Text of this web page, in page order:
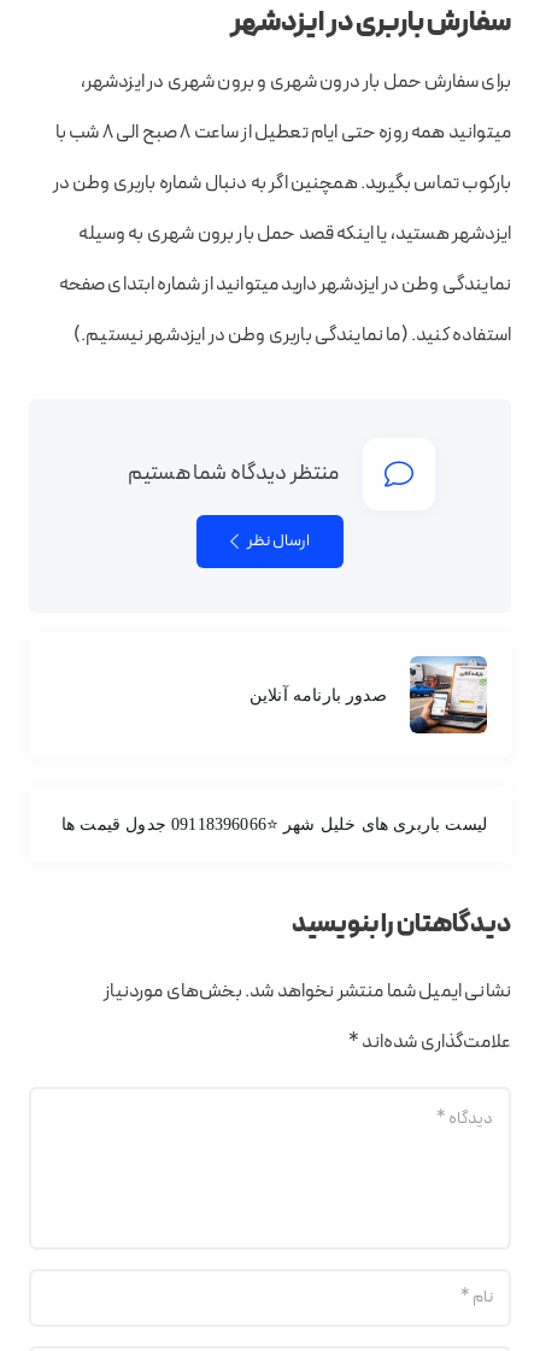
سفارش باربری در ایزدشهر
برای سفارش حمل بار درون شهری و برون شهری در ایزدشهر،
میتوانید همه روزه حتی ایام تعطیل از ساعت 8 صبح الی 8 شب با
بارکوب تماس بگیرید. همچنین اگر به دنبال شماره باربری وطن در
ایزدشهر هستید، یا اینکه قصد حمل بار برون شهری به وسیله
نمایندگی وطن در ایزدشهر دارید میتوانید از شماره ابتدای صفحه
استفاده کنید. (ما نمایندگی باربری وطن در ایزدشهر نیستیم.)
منتظر دیدگاه شما هستیم
ارسال نظر
صدور بارنامه آنلاین
لیست باربری های خلیل شهر ⭐️09118396066 جدول قیمت ها
دیدگاهتان را بنویسید
نشانی ایمیل شما منتشر نخواهد شد.بخش‌های موردنیاز
علامت‌گذاری شده‌اند*